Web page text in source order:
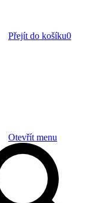
Přejít do košíku0
Otevřít menu